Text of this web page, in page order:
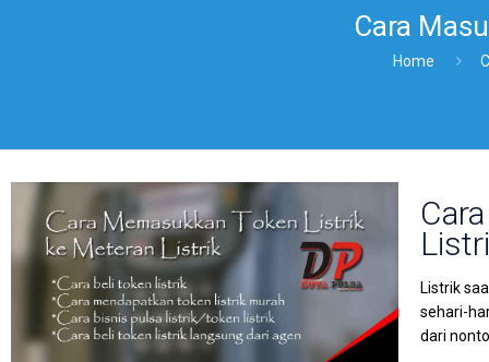
Cara
Home
Listrik
sehari-
dari